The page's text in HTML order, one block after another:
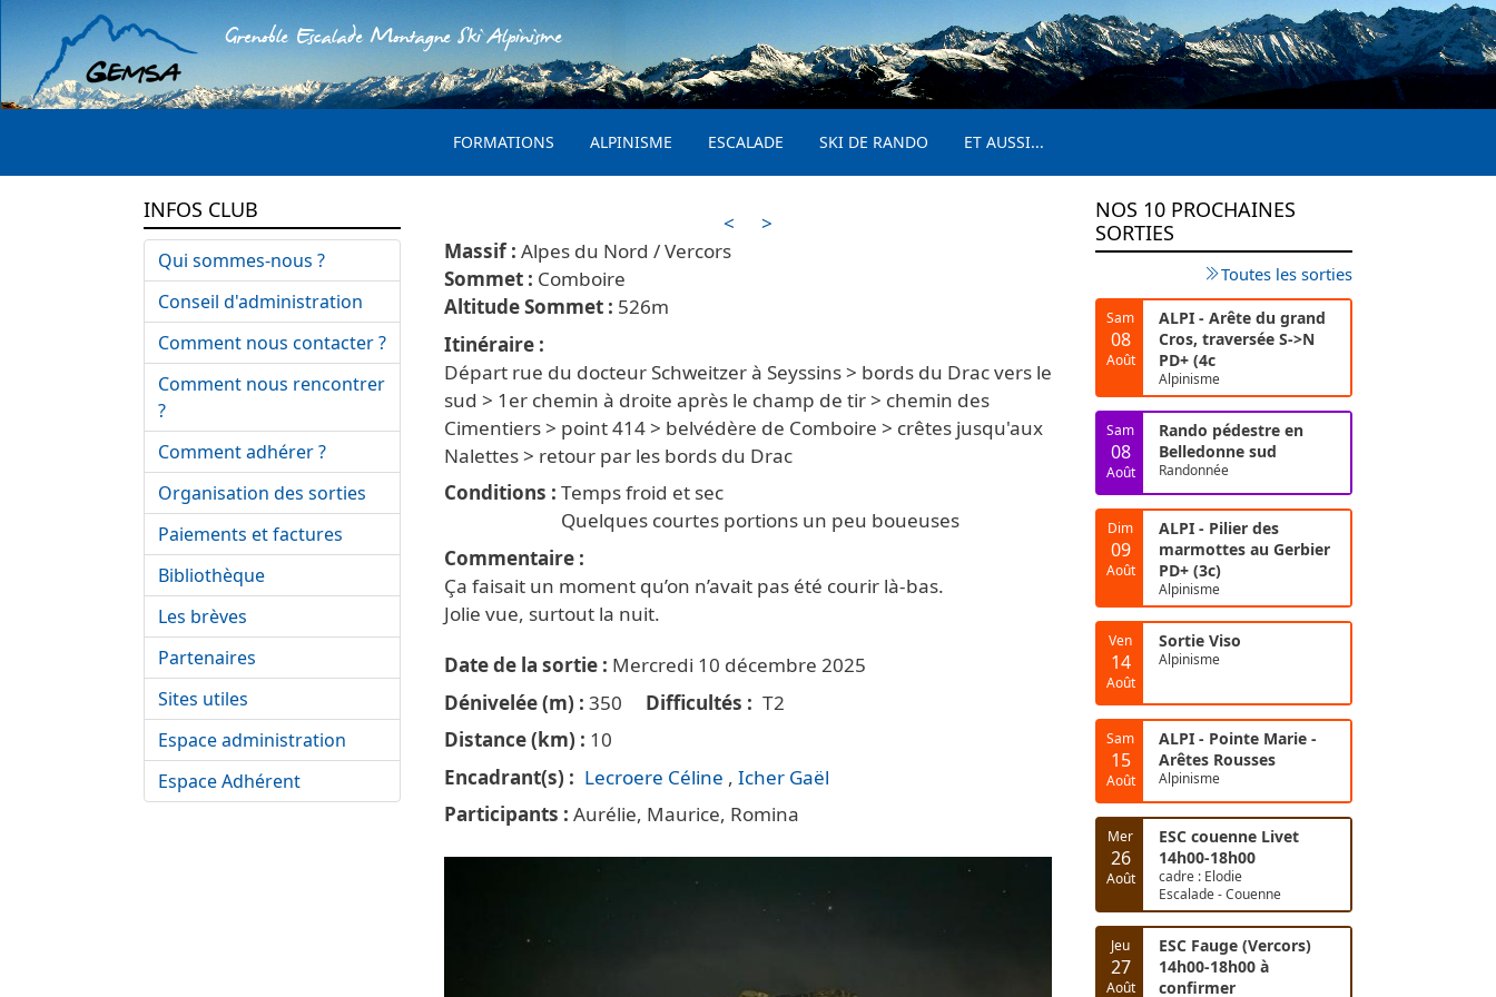
Aller au contenu principal
Grenoble Escalade Montagne Ski Alpinisme
FORMATIONS ALPINISME ESCALADE SKI DE RANDO ET AUSSI...
<
>
Alpes du Nord / Vercors
Comboire
526
Itinéraire
Départ rue du docteur Schweitzer à Seyssins > bords du Drac vers le
sud > 1er chemin à droite après le champ de tir > chemin des
Cimentiers > point 414 > belvédère de Comboire > crêtes jusqu'aux
Nalettes > retour par les bords du Drac
Conditions
Temps froid et sec
Quelques courtes portions un peu boueuses
Commentaire
Ça faisait un moment qu’on n’avait pas été courir là-bas.
Jolie vue, surtout la nuit.
Date de la sortie
Mercredi 10 décembre 2025
Dénivelée (m)
350 Difficultés
T2
Distance (km)
10
Encadrant(s)
Lecroere Céline
Icher Gaël
Participants
Aurélie, Maurice, Romina
Vignette principale trail
INFOS CLUB
Qui sommes-nous ?
Conseil d'administration
Comment nous contacter ?
Comment nous rencontrer
?
Comment adhérer ?
Organisation des sorties
Paiements et factures
Bibliothèque
Les brèves
Partenaires
Sites utiles
Espace administration
Espace Adhérent
NOS 10 PROCHAINES
SORTIES
Toutes les sorties
Sam
08
Août
ALPI - Arête du grand
Cros, traversée S->N
PD+ (4c
Alpinisme
Sam
08
Août
Rando pédestre en
Belledonne sud
Randonnée
Dim
09
Août
ALPI - Pilier des
marmottes au Gerbier
PD+ (3c)
Alpinisme
Ven
14
Août
Sortie Viso
Alpinisme
Sam
15
Août
ALPI - Pointe Marie -
Arêtes Rousses
Alpinisme
Mer
26
Août
ESC couenne Livet
14h00-18h00
cadre : Elodie
Escalade - Couenne
Jeu
27
Août
ESC Fauge (Vercors)
14h00-18h00 à
confirmer